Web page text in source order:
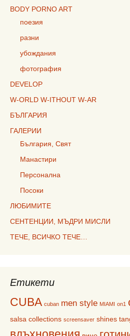
BODY PORNO ART
поезия
разни
убождания
фотография
DEVELOP
W-ORLD W-ITHOUT W-AR
БЪЛГАРИЯ
ГАЛЕРИИ
България, Свят
Манастири
Персонална
Посоки
ЛЮБИМИТЕ
СЕНТЕНЦИИ, МЪДРИ МИСЛИ
ТЕЧЕ, ВСИЧКО ТЕЧЕ…
Етикети
CUBA cuban men style MIAMI on1
salsa collections screensaver shines